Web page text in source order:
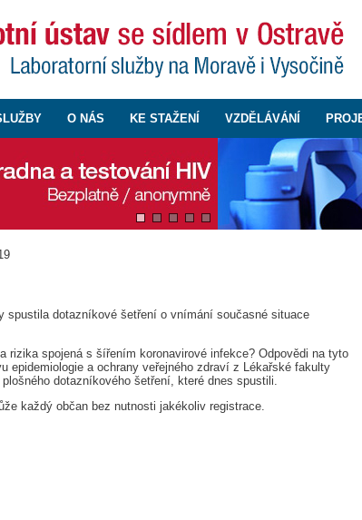
O NÁS KE STAŽENÍ VZDĚLÁVÁNÍ
spustila dotazníkové šetření o vnímání současné situace
rizika spojená s šířením koronavirové infekce? Odpovědi na tyto
epidemiologie a ochrany veřejného zdraví z Lékařské fakulty
dotazníkového šetření, které dnes spustili.
každý občan bez nutnosti jakékoliv registrace.